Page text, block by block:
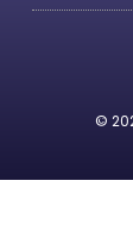
©